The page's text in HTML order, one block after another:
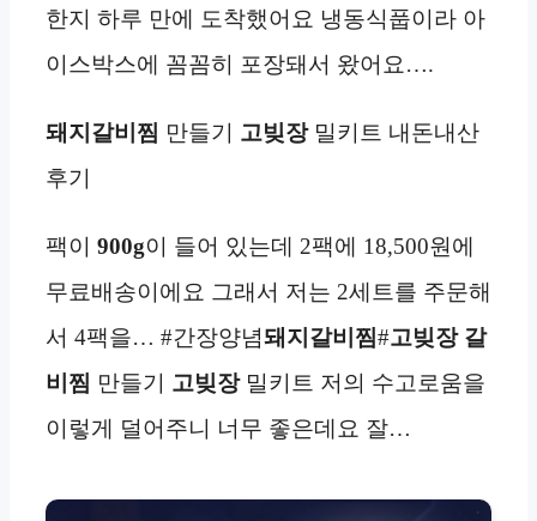
한지 하루 만에 도착했어요 냉동식풉이라 아
이스박스에 꼼꼼히 포장돼서 왔어요….
돼지갈비찜 만들기 고빚장밀키트 내돈내산
후기
팩이 900g이 들어 있는데 2팩에 18,500원에
무료배송이에요 그래서 저는 2세트를 주문해
서 4팩을… #간장양념돼지갈비찜#고빚장 갈
비찜 만들기 고빚장밀키트 저의 수고로움을
이렇게 덜어주니 너무 좋은데요 잘…